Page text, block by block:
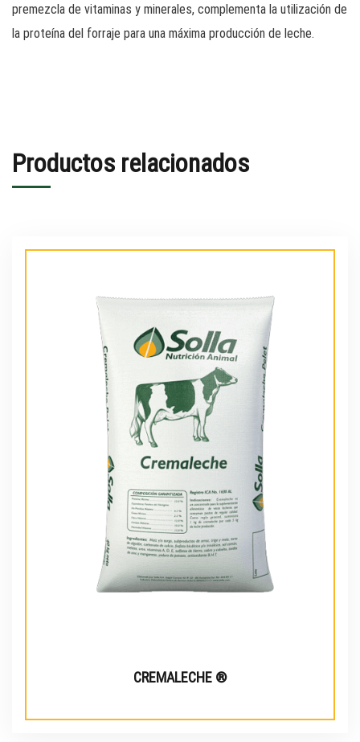
premezcla de vitaminas y minerales, complementa la utilización de
la proteína del forraje para una máxima producción de leche.
Productos relacionados
CREMALECHE ®